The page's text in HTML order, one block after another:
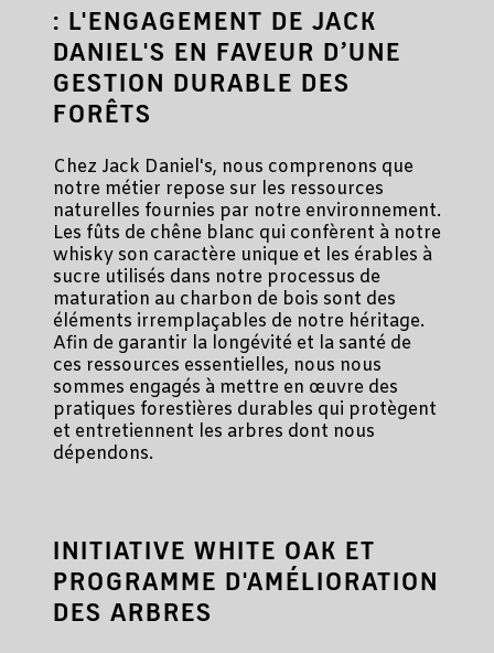
: L'ENGAGEMENT DE JACK
DANIEL'S EN FAVEUR D’UNE
GESTION DURABLE DES
FORÊTS
Chez Jack Daniel's, nous comprenons que
notre métier repose sur les ressources
naturelles fournies par notre environnement.
Les fûts de chêne blanc qui confèrent à notre
whisky son caractère unique et les érables à
sucre utilisés dans notre processus de
maturation au charbon de bois sont des
éléments irremplaçables de notre héritage.
Afin de garantir la longévité et la santé de
ces ressources essentielles, nous nous
sommes engagés à mettre en œuvre des
pratiques forestières durables qui protègent
et entretiennent les arbres dont nous
dépendons.
INITIATIVE WHITE OAK ET
PROGRAMME D'AMÉLIORATION
DES ARBRES